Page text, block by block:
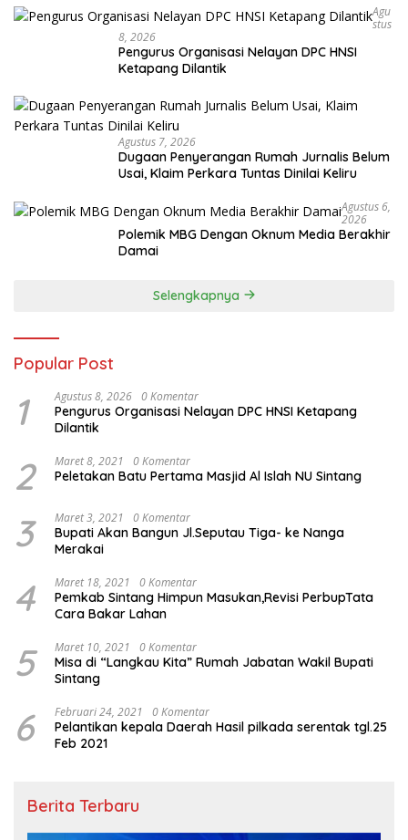
Agu
Stus
8, 2026
Pengurus Organisasi Nelayan DPC HNSI
Ketapang Dilantik
Agustus 7, 2026
Dugaan Penyerangan Rumah Jurnalis Belum
Usai, Klaim Perkara Tuntas Dinilai Keliru
Agustus 6,
2026
Polemik MBG Dengan Oknum Media Berakhir
Damai
Selengkapnya
Popular Post
1 Agustus 8, 2026 0 Komentar
Pengurus Organisasi Nelayan DPC HNSI Ketapang
Dilantik
2 Maret 8, 2021 0 Komentar
Peletakan Batu Pertama Masjid Al Islah NU Sintang
3 Maret 3, 2021 0 Komentar
Bupati Akan Bangun Jl.Seputau Tiga- ke Nanga
Merakai
4 Maret 18, 2021 0 Komentar
Pemkab Sintang Himpun Masukan,Revisi PerbupTata
Cara Bakar Lahan
5 Maret 10, 2021 0 Komentar
Misa di “Langkau Kita” Rumah Jabatan Wakil Bupati
Sintang
6 Februari 24, 2021 0 Komentar
Pelantikan kepala Daerah Hasil pilkada serentak tgl.25
Feb 2021
Berita Terbaru